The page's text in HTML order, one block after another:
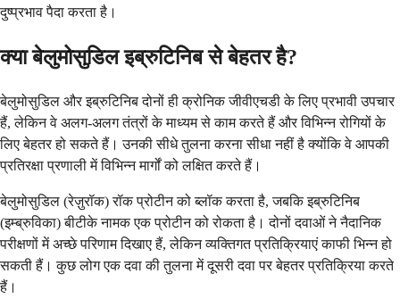
दुष्प्रभाव पैदा करता है।
क्या बेलुमोसुडिल इब्रुटिनिब से बेहतर है?
बेलुमोसुडिल और इब्रुटिनिब दोनों ही क्रोनिक जीवीएचडी के लिए प्रभावी उपचार
हैं, लेकिन वे अलग-अलग तंत्रों के माध्यम से काम करते हैं और विभिन्न रोगियों के
लिए बेहतर हो सकते हैं। उनकी सीधे तुलना करना सीधा नहीं है क्योंकि वे आपकी
प्रतिरक्षा प्रणाली में विभिन्न मार्गों को लक्षित करते हैं।
बेलुमोसुडिल (रेज़ुरॉक) रॉक प्रोटीन को ब्लॉक करता है, जबकि इब्रुटिनिब
(इम्ब्रुविका) बीटीके नामक एक प्रोटीन को रोकता है। दोनों दवाओं ने नैदानिक
परीक्षणों में अच्छे परिणाम दिखाए हैं, लेकिन व्यक्तिगत प्रतिक्रियाएं काफी भिन्न हो
सकती हैं। कुछ लोग एक दवा की तुलना में दूसरी दवा पर बेहतर प्रतिक्रिया करते
हैं।